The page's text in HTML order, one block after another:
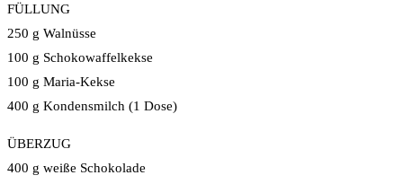
FÜLLUNG
250 g Walnüsse
100 g Schokowaffelkekse
100 g Maria-Kekse
400 g Kondensmilch (1 Dose)
ÜBERZUG
400 g weiße Schokolade